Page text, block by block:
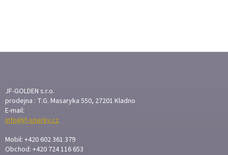
A
T
JF-GOLDEN s.r.o.
prodejna : T.G. Masaryka 550, 27201 Kladno
E-mail:
info@jf-sperky.cz
Mobil: +420 602 361 379
Obchod: +420 724 116 653